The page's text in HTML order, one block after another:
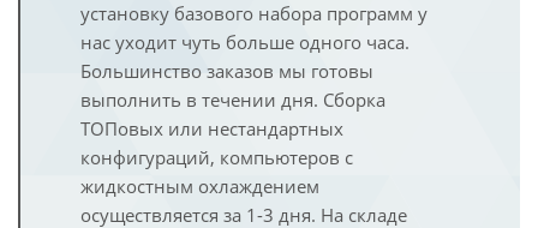
установку базового набора программ у
нас уходит чуть больше одного часа.
Большинство заказов мы готовы
выполнить в течении дня. Сборка
ТОПовых или нестандартных
конфигураций, компьютеров с
жидкостным охлаждением
осуществляется за 1-3 дня. На складе